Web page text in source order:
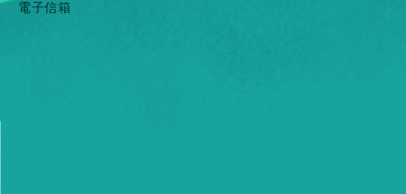
電子信箱